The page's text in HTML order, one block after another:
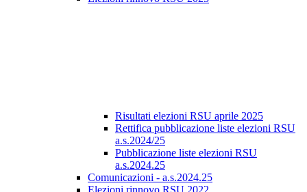
Risultati elezioni RSU aprile 2025
Rettifica pubblicazione liste elezioni RSU
a.s.2024/25
Pubblicazione liste elezioni RSU
a.s.2024.25
Comunicazioni - a.s.2024.25